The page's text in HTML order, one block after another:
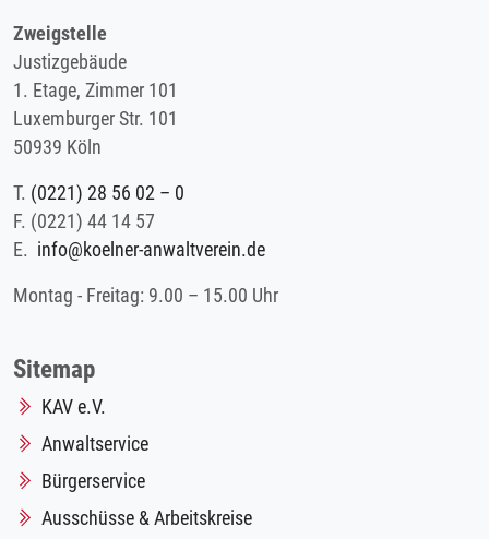
Zweigstelle
Justizgebäude
1. Etage, Zimmer 101
Luxemburger Str. 101
50939 Köln
T. (0221) 28 56 02 – 0
F. (0221) 44 14 57
E. info@koelner-anwaltverein.de
Montag - Freitag: 9.00 – 15.00 Uhr
Sitemap
KAV e.V.
Anwaltservice
Bürgerservice
Ausschüsse & Arbeitskreise